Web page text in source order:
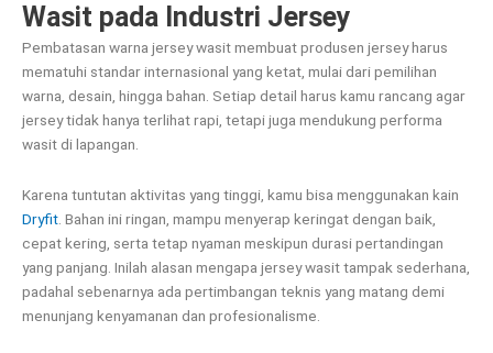
Wasit pada Industri Jersey
Pembatasan warna jersey wasit membuat produsen jersey harus
mematuhi standar internasional yang ketat, mulai dari pemilihan
warna, desain, hingga bahan. Setiap detail harus kamu rancang agar
jersey tidak hanya terlihat rapi, tetapi juga mendukung performa
wasit di lapangan.
Karena tuntutan aktivitas yang tinggi, kamu bisa menggunakan kain
Dryfit . Bahan ini ringan, mampu menyerap keringat dengan baik,
cepat kering, serta tetap nyaman meskipun durasi pertandingan
yang panjang. Inilah alasan mengapa jersey wasit tampak sederhana,
padahal sebenarnya ada pertimbangan teknis yang matang demi
menunjang kenyamanan dan profesionalisme.